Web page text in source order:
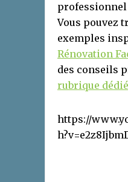
Vous pouvez
exemples
Rénovation
des conseils
rubrique
https://